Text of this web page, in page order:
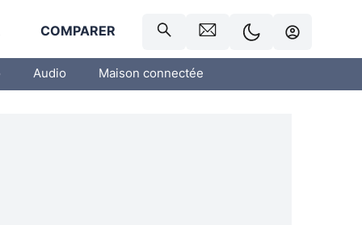
COMPARER
Audio Maison connectée